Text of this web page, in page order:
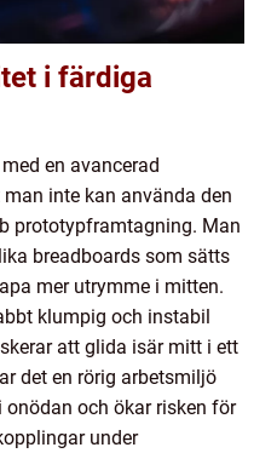
i färdiga
en avancerad
inte kan använda den
prototypframtagning. Man
breadboards som sätts
mer utrymme i mitten.
klumpig och instabil
att glida isär mitt i ett
det en rörig arbetsmiljö
och ökar risken för
under